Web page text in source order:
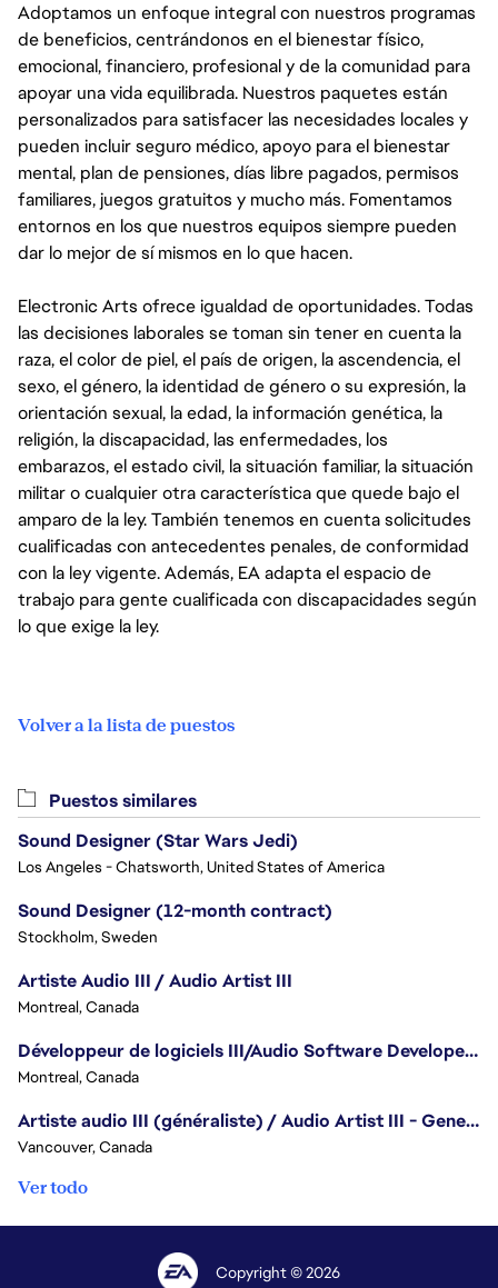
Adoptamos un enfoque integral con nuestros programas
de beneficios, centrándonos en el bienestar físico,
emocional, financiero, profesional y de la comunidad para
apoyar una vida equilibrada. Nuestros paquetes están
personalizados para satisfacer las necesidades locales y
pueden incluir seguro médico, apoyo para el bienestar
mental, plan de pensiones, días libre pagados, permisos
familiares, juegos gratuitos y mucho más. Fomentamos
entornos en los que nuestros equipos siempre pueden
dar lo mejor de sí mismos en lo que hacen.
Electronic Arts ofrece igualdad de oportunidades. Todas
las decisiones laborales se toman sin tener en cuenta la
raza, el color de piel, el país de origen, la ascendencia, el
sexo, el género, la identidad de género o su expresión, la
orientación sexual, la edad, la información genética, la
religión, la discapacidad, las enfermedades, los
embarazos, el estado civil, la situación familiar, la situación
militar o cualquier otra característica que quede bajo el
amparo de la ley. También tenemos en cuenta solicitudes
cualificadas con antecedentes penales, de conformidad
con la ley vigente. Además, EA adapta el espacio de
trabajo para gente cualificada con discapacidades según
lo que exige la ley.
Volver a la lista de puestos
Puestos similares
Sound Designer (Star Wars Jedi)
Los Angeles - Chatsworth, United States of America
Sound Designer (12-month contract)
Stockholm, Sweden
Artiste Audio III / Audio Artist III
Montreal, Canada
Développeur de logiciels III/Audio Software Developer III - Battlefield
Montreal, Canada
Artiste audio III (généraliste) / Audio Artist III - Generalist
Vancouver, Canada
Ver todo
Copyright © 2026